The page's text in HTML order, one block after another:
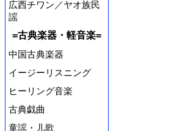
広西チワン／ヤオ族民
謡
=古典楽器・軽音楽=
中国古典楽器
イージーリスニング
ヒーリング音楽
古典戯曲
童謡・儿歌